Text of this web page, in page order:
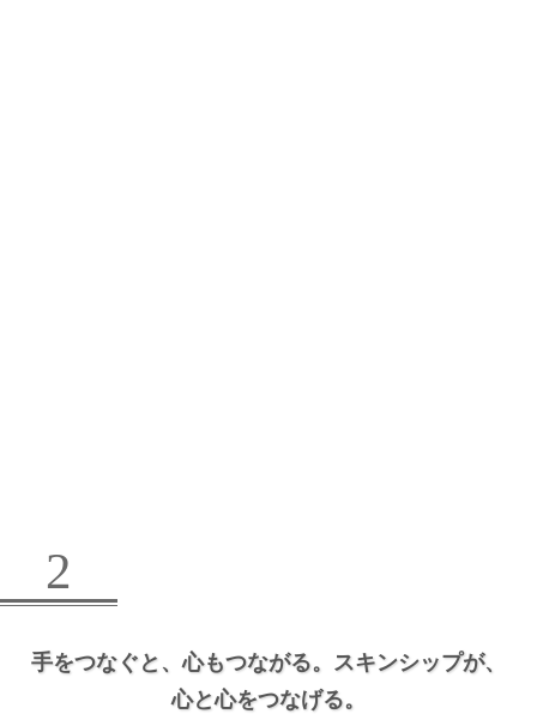
2
手をつなぐと、心もつながる。 スキンシップが、
心と心をつなげる。